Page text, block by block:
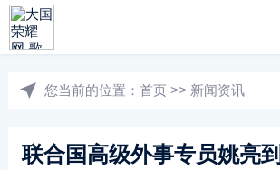
您当前的位置： 首页 >> 新闻资讯
联合国高级外事专员姚亮